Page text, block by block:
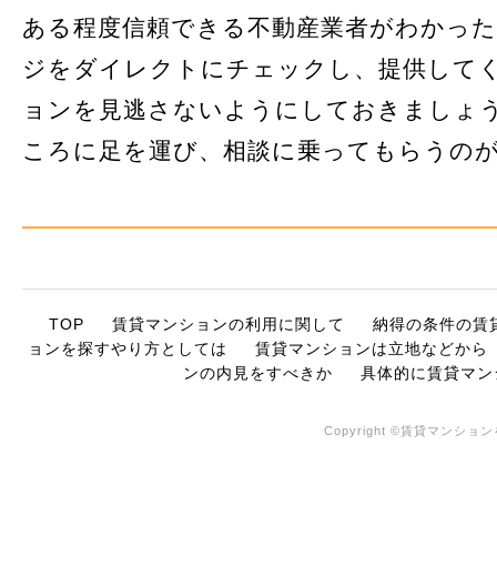
ある程度信頼できる不動産業者がわかっ
ジをダイレクトにチェックし、提供して
ョンを見逃さないようにしておきましょ
ころに足を運び、相談に乗ってもらうの
TOP 賃貸マンションの利用に関して
納得の条件の賃
ョンを探すやり方としては
賃貸マンションは立地などから
ンの内見をすべきか
具体的に賃貸マ
Copyright ©賃貸マンショ